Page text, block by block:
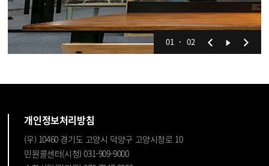
01 02
개인정보처리방침
(우) 10460 경기도 고양시 덕양구 고양시청로 10
민원콜센터(시청) 031-909-9000